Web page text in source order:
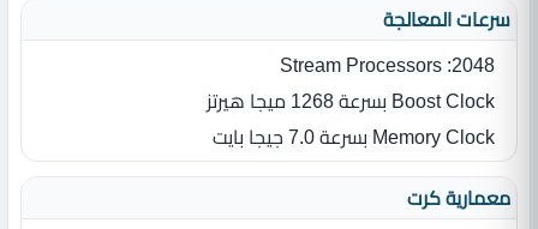
سرعات المعالجة
Stream Processors :2048
Boost Clock بسرعة 1268 ميجا هيرتز
Memory Clock بسرعة 7.0 جيجا بايت
معمارية كرت